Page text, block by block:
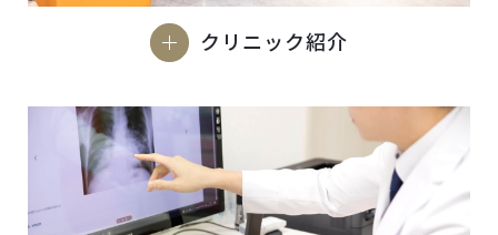
クリニック紹介